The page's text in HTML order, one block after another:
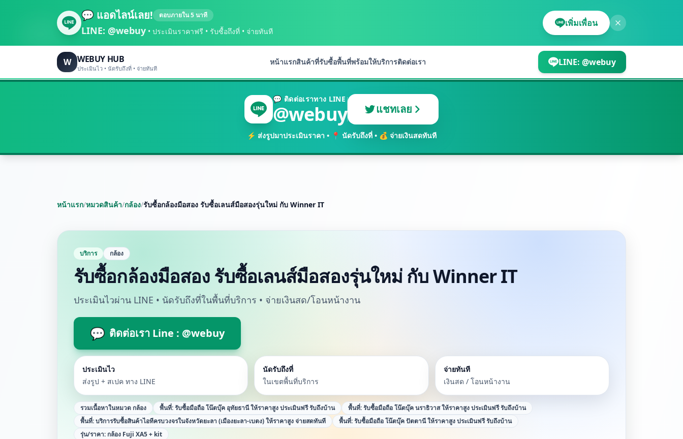
💬 แอดไลน์เลย! ตอบภายใน 5 นาที
LINE: @webuy • ประเมินราคาฟรี • รับซื้อถึงที่ • จ่ายทันที
เพิ่มเพื่อน
W WEBUY HUB
ประเมินไว • นัดรับถึงที่ • จ่ายทันที
หน้าแรกสินค้าที่รับซื้อพื้นที่พร้อมให้บริการติดต่อเรา LINE: @webuy
💬 ติดต่อเราทาง LINE
@webuy แชทเลย
⚡ ส่งรูปมาประเมินราคา • 📍 นัดรับถึงที่ • 💰 จ่ายเงินสดทันที
หน้าแรก/หมวดสินค้า/กล้อง/รับซื้อกล้องมือสอง รับซื้อเลนส์มือสองรุ่นใหม่ กับ Winner IT
บริการ กล้อง
รับซื้อกล้องมือสอง รับซื้อเลนส์มือสองรุ่นใหม่ กับ Winner IT
ประเมินไวผ่าน LINE • นัดรับถึงที่ในพื้นที่บริการ • จ่ายเงินสด/โอนหน้างาน
💬 ติดต่อเรา Line : @webuy
ประเมินไว
ส่งรูป + สเปค ทาง LINE
นัดรับถึงที่
ในเขตพื้นที่บริการ
จ่ายทันที
เงินสด / โอนหน้างาน
รวมเนื้อหาในหมวดกล้อง พื้นที่:รับซื้อมือถือ โน๊ตบุ๊ค อุทัยธานี ให้ราคาสูง ประเมินฟรี รับถึงบ้าน พื้นที่:รับซื้อมือถือ โน๊ตบุ๊ค นราธิวาส ให้ราคาสูง ประเมินฟรี รับถึงบ้าน
พื้นที่:บริการรับซื้อสินค้าไอทีครบวงจรในจังหวัดยะลา (เมืองยะลา-เบตง) ให้ราคาสูง จ่ายสดทันที พื้นที่:รับซื้อมือถือ โน๊ตบุ๊ค ปัตตานี ให้ราคาสูง ประเมินฟรี รับถึงบ้าน
รุ่น/ราคา:กล้อง Fuji XA5 + kit